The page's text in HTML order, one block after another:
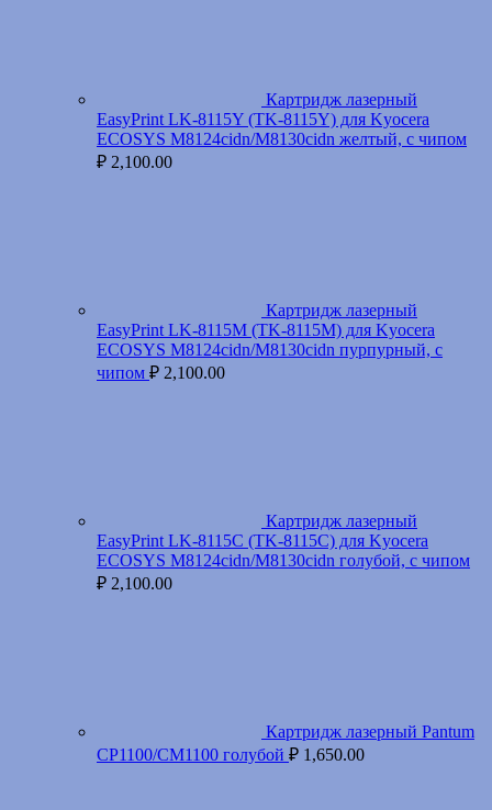
Картридж лазерный
EasyPrint LK-8115Y (TK-8115Y) для Kyocera
ECOSYS M8124cidn/M8130cidn желтый, с чипом
₽ 2,100.00
Картридж лазерный
EasyPrint LK-8115M (TK-8115M) для Kyocera
ECOSYS M8124cidn/M8130cidn пурпурный, с
чипом ₽ 2,100.00
Картридж лазерный
EasyPrint LK-8115C (TK-8115C) для Kyocera
ECOSYS M8124cidn/M8130cidn голубой, с чипом
₽ 2,100.00
Картридж лазерный Pantum
CP1100/CM1100 голубой ₽ 1,650.00